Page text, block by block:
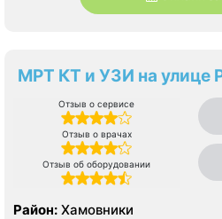
МРТ КТ и УЗИ на улице
Отзыв о сервисе
Отзыв о врачах
Отзыв об оборудовании
Район: Хамовники